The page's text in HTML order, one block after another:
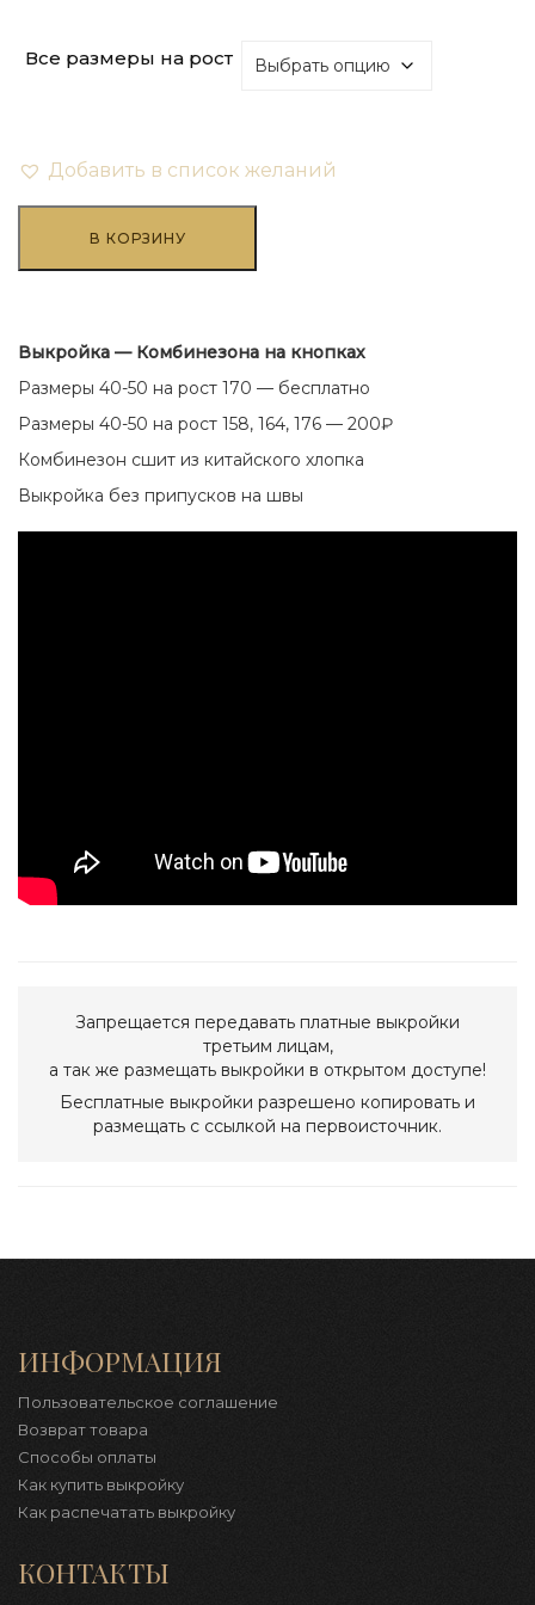
Все размеры на рост
Добавить в список желаний
Комбинезон
В КОРЗИНУ
Выкройка — Комбинезона на кнопках
Размеры 40-50 на рост 170 — бесплатно
Размеры 40-50 на рост 158, 164, 176 — 200₽
Комбинезон сшит из китайского хлопка
Выкройка без припусков на швы
Запрещается передавать платные выкройки
третьим лицам,
а так же размещать выкройки в открытом доступе!
Бесплатные выкройки разрешено копировать и
размещать с ссылкой на первоисточник.
ИНФОРМАЦИЯ
Пользовательское соглашение
Возврат товара
Способы оплаты
Как купить выкройку
Как распечатать выкройку
КОНТАКТЫ